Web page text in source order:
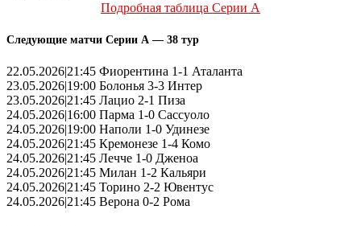
Подробная таблица Серии А
Следующие матчи Серии А — 38 тур
22.05.2026|21:45 Фиорентина 1-1 Аталанта
23.05.2026|19:00 Болонья 3-3 Интер
23.05.2026|21:45 Лацио 2-1 Пиза
24.05.2026|16:00 Парма 1-0 Сассуоло
24.05.2026|19:00 Наполи 1-0 Удинезе
24.05.2026|21:45 Кремонезе 1-4 Комо
24.05.2026|21:45 Лечче 1-0 Дженоа
24.05.2026|21:45 Милан 1-2 Кальяри
24.05.2026|21:45 Торино 2-2 Ювентус
24.05.2026|21:45 Верона 0-2 Рома